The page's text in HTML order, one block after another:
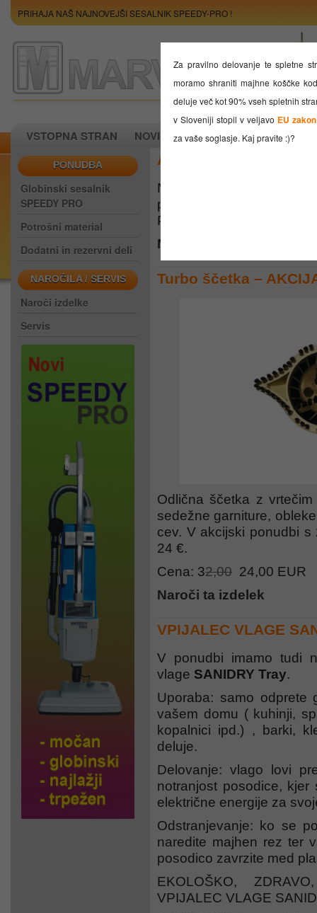
Za pravilno delovanje te spletne
moramo shraniti majhne koščke
deluje več kot 90% vseh spletnih
v Sloveniji stopil v veljavo EU zakon
za vaše soglasje. Kaj pravite :)?
PRIHAJA NAŠ NAJNOVEJŠI SESALNIK SPEEDY-PRO !
VSTOPNA STRAN NOVICE AKCIJE PODATKI
PONUDBA
Globinski sesalnik
SPEEDY PRO
Potrošni material
Dodatni in rezervni deli
NAROČILA / SERVIS
Naroči izdelke
Servis
AKCIJSKI POPUST
Namesto redne cene
posebnim akcijskim
Prihranek znaša
Naroči ta izdelek
Turbo ščetka –
Odlična ščetka z
sedežne garniture,
cev. V akcijski ponudbi
24 €.
Cena: 32,00 24,00 EUR
Naroči ta izdelek
VPIJALEC VLAGE
V ponudbi imamo tudi
vlage SANIDRY Tray.
Uporaba: samo
vašem domu ( kuhinji,
kopalnici ipd.) , barki,
deluje.
Delovanje: vlago lovi
notranjost posodice,
električne energije za
Odstranjevanje: ko se
naredite majhen rez ter
posodico zavrzite med
EKOLOŠKO,
VPIJALEC VLAGE